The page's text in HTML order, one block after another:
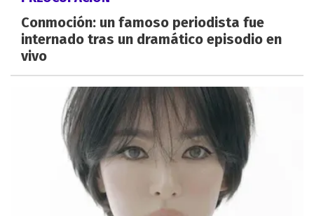
Conmoción: un famoso periodista fue
internado tras un dramático episodio en
vivo